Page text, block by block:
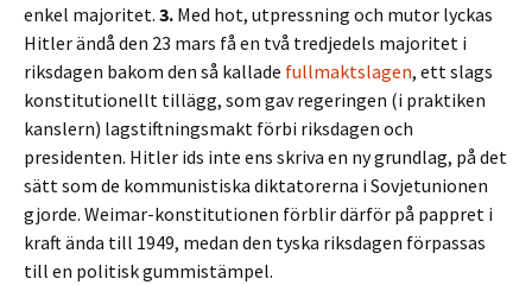
enkel majoritet. 3. Med hot, utpressning och mutor lyckas
Hitler ändå den 23 mars få en två tredjedels majoritet i
riksdagen bakom den så kallade fullmaktslagen, ett slags
konstitutionellt tillägg, som gav regeringen (i praktiken
kanslern) lagstiftningsmakt förbi riksdagen och
presidenten. Hitler ids inte ens skriva en ny grundlag, på det
sätt som de kommunistiska diktatorerna i Sovjetunionen
gjorde. Weimar-konstitutionen förblir därför på pappret i
kraft ända till 1949, medan den tyska riksdagen förpassas
till en politisk gummistämpel.